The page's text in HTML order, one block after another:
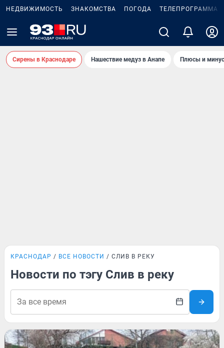
НЕДВИЖИМОСТЬ ЗНАКОМСТВА ПОГОДА ТЕЛЕПРОГРАММА
Сирены в Краснодаре Нашествие медуз в Анапе Плюсы и
КРАСНОДАР ВСЕ НОВОСТИ СЛИВ В РЕКУ
Новости по тэгу Слив в реку